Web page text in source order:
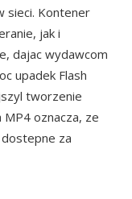
sieci. Kontener
jak i
dajac wydawcom
upadek Flash
tworzenie
oznacza, ze
za